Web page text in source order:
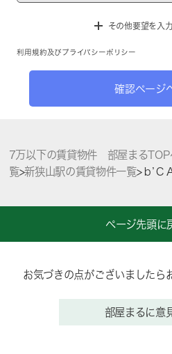
その他要望を入
利用規約 及び プライバシーポリシー
確認ページ
7万以下の賃貸物件 部屋まるTOP
覧>新狭山駅の賃貸物件一覧>ｂ’Ｃ
ページ先頭に
お気づきの点がございましたら
部屋まるに意